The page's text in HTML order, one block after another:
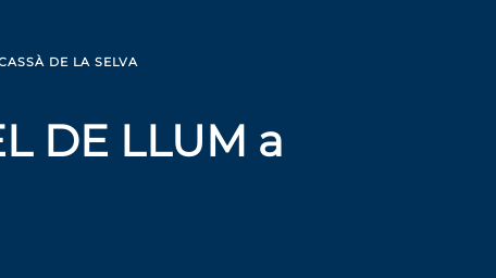
DE LA SELVA
DE LLUM a